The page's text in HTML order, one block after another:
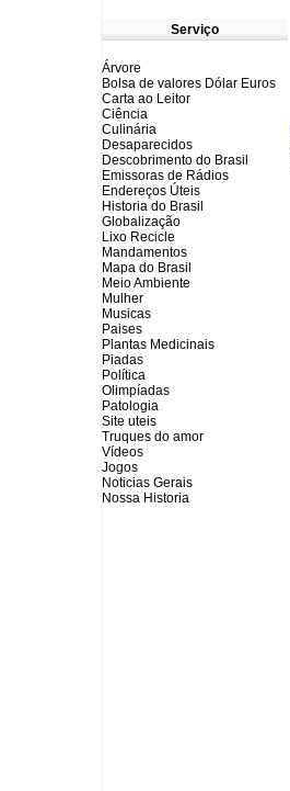
Serviço
Árvore
Bolsa de valores Dólar Euros
Carta ao Leitor
Ciência
Culinária
Desaparecidos
Descobrimento do Brasil
Emissoras de Rádios
Endereços Úteis
Historia do Brasil
Globalização
Lixo Recicle
Mandamentos
Mapa do Brasil
Meio Ambiente
Mulher
Musicas
Paises
Plantas Medicinais
Piadas
Política
Olimpíadas
Patologia
Site uteis
Truques do amor
Vídeos
Jogos
Noticias Gerais
Nossa Historia